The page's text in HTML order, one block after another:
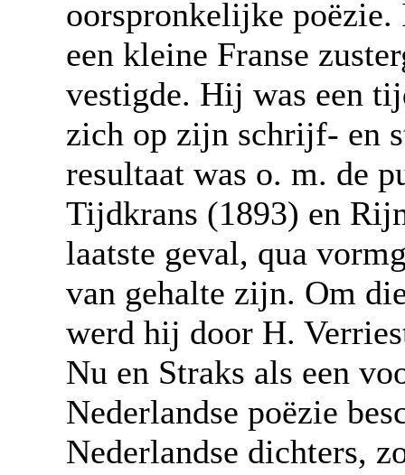
oorspronkelijke
een kleine Franse
vestigde. Hij was een
zich op zijn schrijf- en
resultaat was o. m. de
Tijdkrans (1893) en
laatste geval, qua
van gehalte zijn. Om
werd hij door H.
Nu en Straks als een
Nederlandse poëzie
Nederlandse dichters,